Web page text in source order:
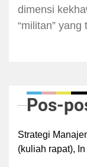
dimensi
“militan” yang
Pos-
Strategi
(kuliah rapat),